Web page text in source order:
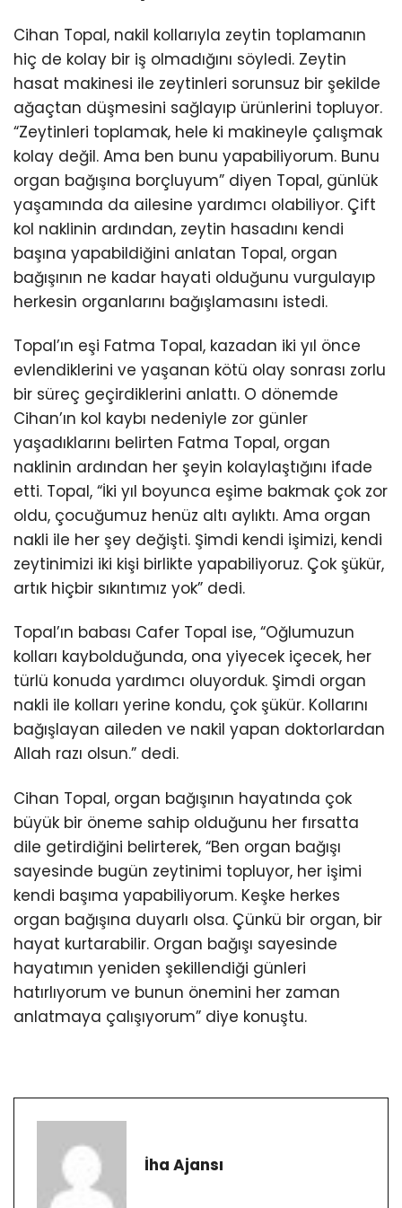
Cihan Topal, nakil kollarıyla zeytin toplamanın
hiç de kolay bir iş olmadığını söyledi. Zeytin
hasat makinesi ile zeytinleri sorunsuz bir şekilde
ağaçtan düşmesini sağlayıp ürünlerini topluyor.
“Zeytinleri toplamak, hele ki makineyle çalışmak
kolay değil. Ama ben bunu yapabiliyorum. Bunu
organ bağışına borçluyum” diyen Topal, günlük
yaşamında da ailesine yardımcı olabiliyor. Çift
kol naklinin ardından, zeytin hasadını kendi
başına yapabildiğini anlatan Topal, organ
bağışının ne kadar hayati olduğunu vurgulayıp
herkesin organlarını bağışlamasını istedi.
Topal’ın eşi Fatma Topal, kazadan iki yıl önce
evlendiklerini ve yaşanan kötü olay sonrası zorlu
bir süreç geçirdiklerini anlattı. O dönemde
Cihan’ın kol kaybı nedeniyle zor günler
yaşadıklarını belirten Fatma Topal, organ
naklinin ardından her şeyin kolaylaştığını ifade
etti. Topal, “İki yıl boyunca eşime bakmak çok zor
oldu, çocuğumuz henüz altı aylıktı. Ama organ
nakli ile her şey değişti. Şimdi kendi işimizi, kendi
zeytinimizi iki kişi birlikte yapabiliyoruz. Çok şükür,
artık hiçbir sıkıntımız yok” dedi.
Topal’ın babası Cafer Topal ise, “Oğlumuzun
kolları kaybolduğunda, ona yiyecek içecek, her
türlü konuda yardımcı oluyorduk. Şimdi organ
nakli ile kolları yerine kondu, çok şükür. Kollarını
bağışlayan aileden ve nakil yapan doktorlardan
Allah razı olsun.” dedi.
Cihan Topal, organ bağışının hayatında çok
büyük bir öneme sahip olduğunu her fırsatta
dile getirdiğini belirterek, “Ben organ bağışı
sayesinde bugün zeytinimi topluyor, her işimi
kendi başıma yapabiliyorum. Keşke herkes
organ bağışına duyarlı olsa. Çünkü bir organ, bir
hayat kurtarabilir. Organ bağışı sayesinde
hayatımın yeniden şekillendiği günleri
hatırlıyorum ve bunun önemini her zaman
anlatmaya çalışıyorum” diye konuştu.
İha Ajansı